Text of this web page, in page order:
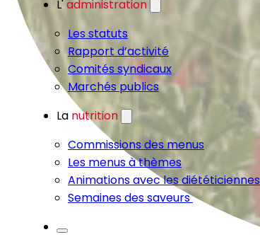
L'administration
Les statuts
Rapport d’activité
Comités syndicaux
Marchés publics
La nutrition
Commissions des menus
Les menus à thèmes
Animations avec les diététiciennes
Semaines des saveurs